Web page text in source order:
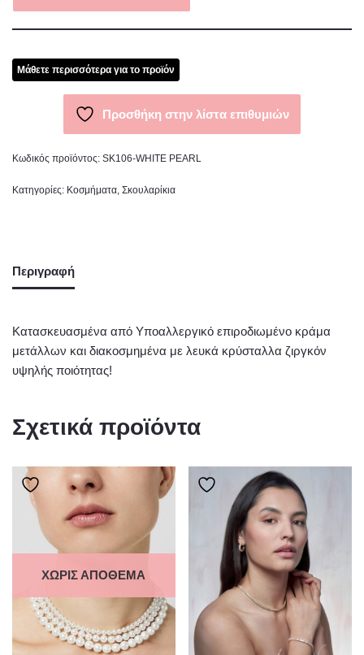
Μάθετε περισσότερα για το προϊόν
Προσθήκη στην λίστα επιθυμιών
Κωδικός προϊόντος: SK106-WHITE PEARL
Κατηγορίες: Κοσμήματα, Σκουλαρίκια
Περιγραφή
Κατασκευασμένα από Υποαλλεργικό επιροδιωμένο κράμα
μετάλλων και διακοσμημένα με λευκά κρύσταλλα ζιργκόν
υψηλής ποιότητας!
Σχετικά προϊόντα
ΧΩΡΊΣ ΑΠΌΘΕΜΑ